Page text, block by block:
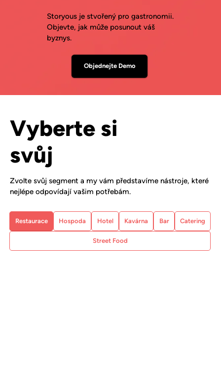
Storyous je stvořený pro gastronomii.
Objevte, jak může posunout váš
byznys.
Objednejte Demo
Vyberte si
svůj
Zvolte svůj segment a my vám představíme nástroje, které
nejlépe odpovídají vašim potřebám.
Restaurace Hospoda Hotel Kavárna Bar Catering
Street Food